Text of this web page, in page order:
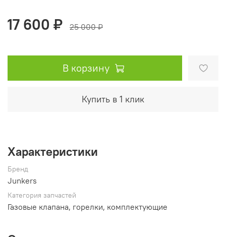
17 600 ₽ 25 000 ₽
В корзину
Купить в 1 клик
Характеристики
Бренд
Junkers
Категория запчастей
Газовые клапана, горелки, комплектующие